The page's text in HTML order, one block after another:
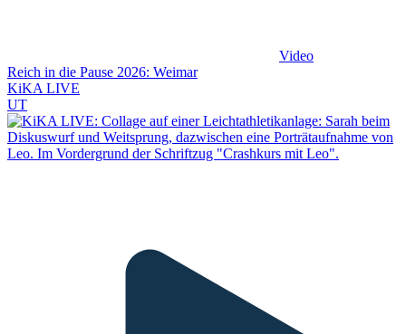
Video
Reich in die Pause 2026: Weimar
KiKA LIVE
UT